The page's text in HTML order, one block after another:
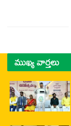
ముఖ్య వార్తలు